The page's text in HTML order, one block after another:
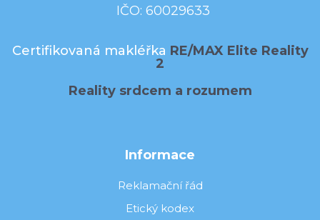
IČO: 60029633
Certifikovaná makléřka RE/MAX Elite Reality
2
Reality srdcem a rozumem
Informace
Reklamační řád
Etický kodex